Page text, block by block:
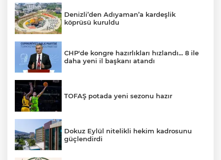
Denizli’den Adıyaman’a kardeşlik
köprüsü kuruldu
CHP'de kongre hazırlıkları hızlandı... 8 ile
daha yeni il başkanı atandı
TOFAŞ potada yeni sezonu hazır
Dokuz Eylül nitelikli hekim kadrosunu
güçlendirdi